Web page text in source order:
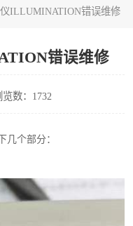
仪ILLUMINATION错误维修
错误维修
览数：1732
几个部分：